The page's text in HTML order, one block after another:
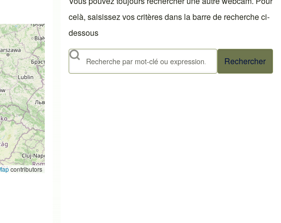
contributors
celà, saisissez vos critères dans la barre de recherche ci-
dessous
Rechercher